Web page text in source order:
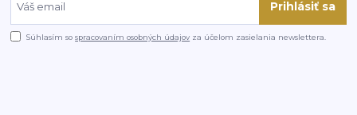
Prihlásiť sa
Súhlasím sospracovaním osobných údajov za účelom zasielania newslettera.